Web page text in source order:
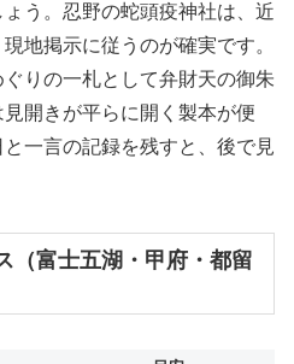
う。忍野の蛇頭疫神社は、近
地掲示に従うのが確実です。
りの一札として弁財天の御朱
開きが平らに開く製本が便
一言の記録を残すと、後で見
（富士五湖・甲府・都留